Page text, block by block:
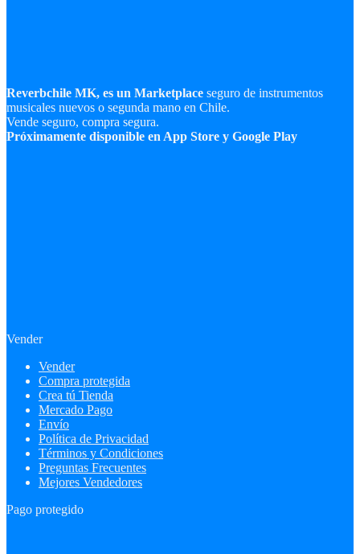
Reverbchile MK, es un Marketplace seguro de instrumentos
musicales nuevos o segunda mano en Chile.
Vende seguro, compra segura.
Próximamente disponible en App Store y Google Play
Vender
Vender
Compra protegida
Crea tú Tienda
Mercado Pago
Envío
Política de Privacidad
Términos y Condiciones
Preguntas Frecuentes
Mejores Vendedores
Pago protegido